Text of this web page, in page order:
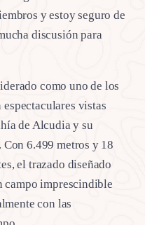
y estoy seguro de
discusión para
como uno de los
espectaculares vistas
de Alcudia y su
6.499 metros y 18
el trazado diseñado
campo imprescindible
con las